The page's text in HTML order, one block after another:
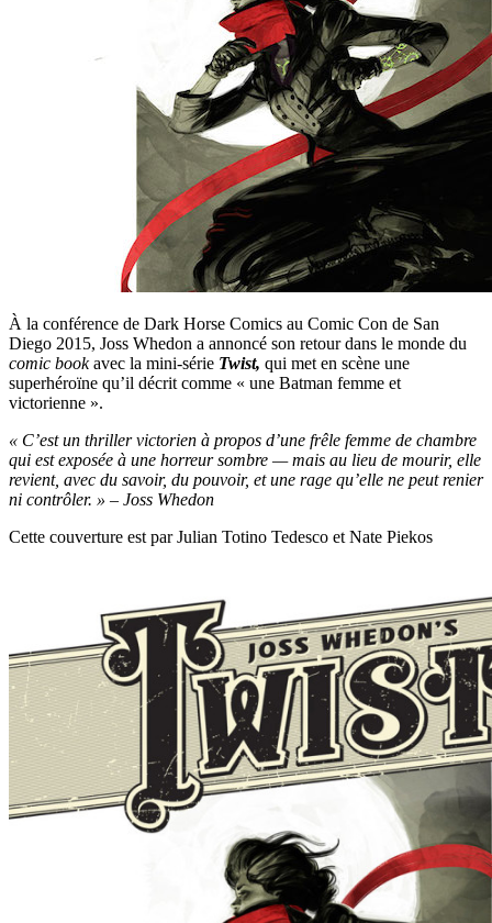
À la conférence de Dark Horse Comics au Comic Con de San
Diego 2015, Joss Whedon a annoncé son retour dans le monde du
comic bookavec la mini-série Twist, qui met en scène une
superhéroïne qu’il décrit comme « une Batman femme et
victorienne ».
« C’est un thriller victorien à propos d’une frêle femme de chambre
qui est exposée à une horreur sombre — mais au lieu de mourir, elle
revient, avec du savoir, du pouvoir, et une rage qu’elle ne peut renier
ni contrôler. » – Joss Whedon
Cette couverture est par Julian Totino Tedesco et Nate Piekos